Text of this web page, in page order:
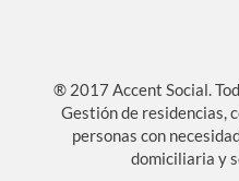
® 2017 Accent Social.
Gestión de residencias,
personas con
domiciliaria y